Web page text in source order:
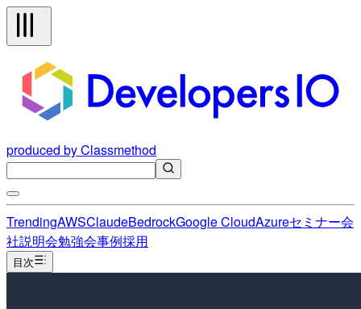
produced by Classmethod
TrendingAWSClaudeBedrockGoogle CloudAzureセミナー会
社説明会勉強会事例採用
目次